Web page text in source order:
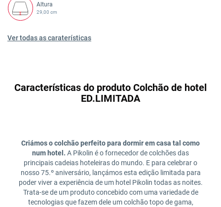
Altura
29,00 cm
Ver todas as caraterísticas
Características do produto Colchão de hotel
ED.LIMITADA
Criámos o colchão perfeito para dormir em casa tal como
num hotel. A Pikolin é o fornecedor de colchões das
principais cadeias hoteleiras do mundo. E para celebrar o
nosso 75.º aniversário, lançámos esta edição limitada para
poder viver a experiência de um hotel Pikolin todas as noites.
Trata-se de um produto concebido com uma variedade de
tecnologias que fazem dele um colchão topo de gama,